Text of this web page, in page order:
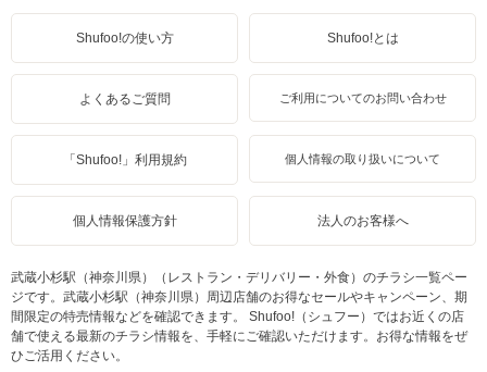
Shufoo!の使い方 Shufoo!とは
よくあるご質問 ご利用についてのお問い合わせ
「Shufoo!」利用規約 個人情報の取り扱いについて
個人情報保護方針 法人のお客様へ
武蔵小杉駅（神奈川県）（レストラン・デリバリー・外食）のチラシ一覧ペー
ジです。武蔵小杉駅（神奈川県）周辺店舗のお得なセールやキャンペーン、期
間限定の特売情報などを確認できます。 Shufoo!（シュフー）ではお近くの店
舗で使える最新のチラシ情報を、手軽にご確認いただけます。お得な情報をぜ
ひご活用ください。